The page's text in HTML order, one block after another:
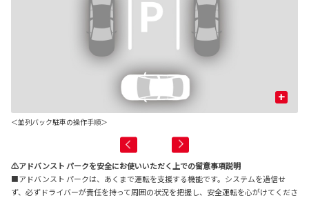
+
＜並列バック駐車の操作手順＞
⚠アドバンスト パークを安全にお使いいただく上での留意事項説明
■アドバンスト パークは、あくまで運転を支援する機能です。システムを過信せ
ず、必ずドライバーが責任を持って周囲の状況を把握し、安全運転を心がけてくださ